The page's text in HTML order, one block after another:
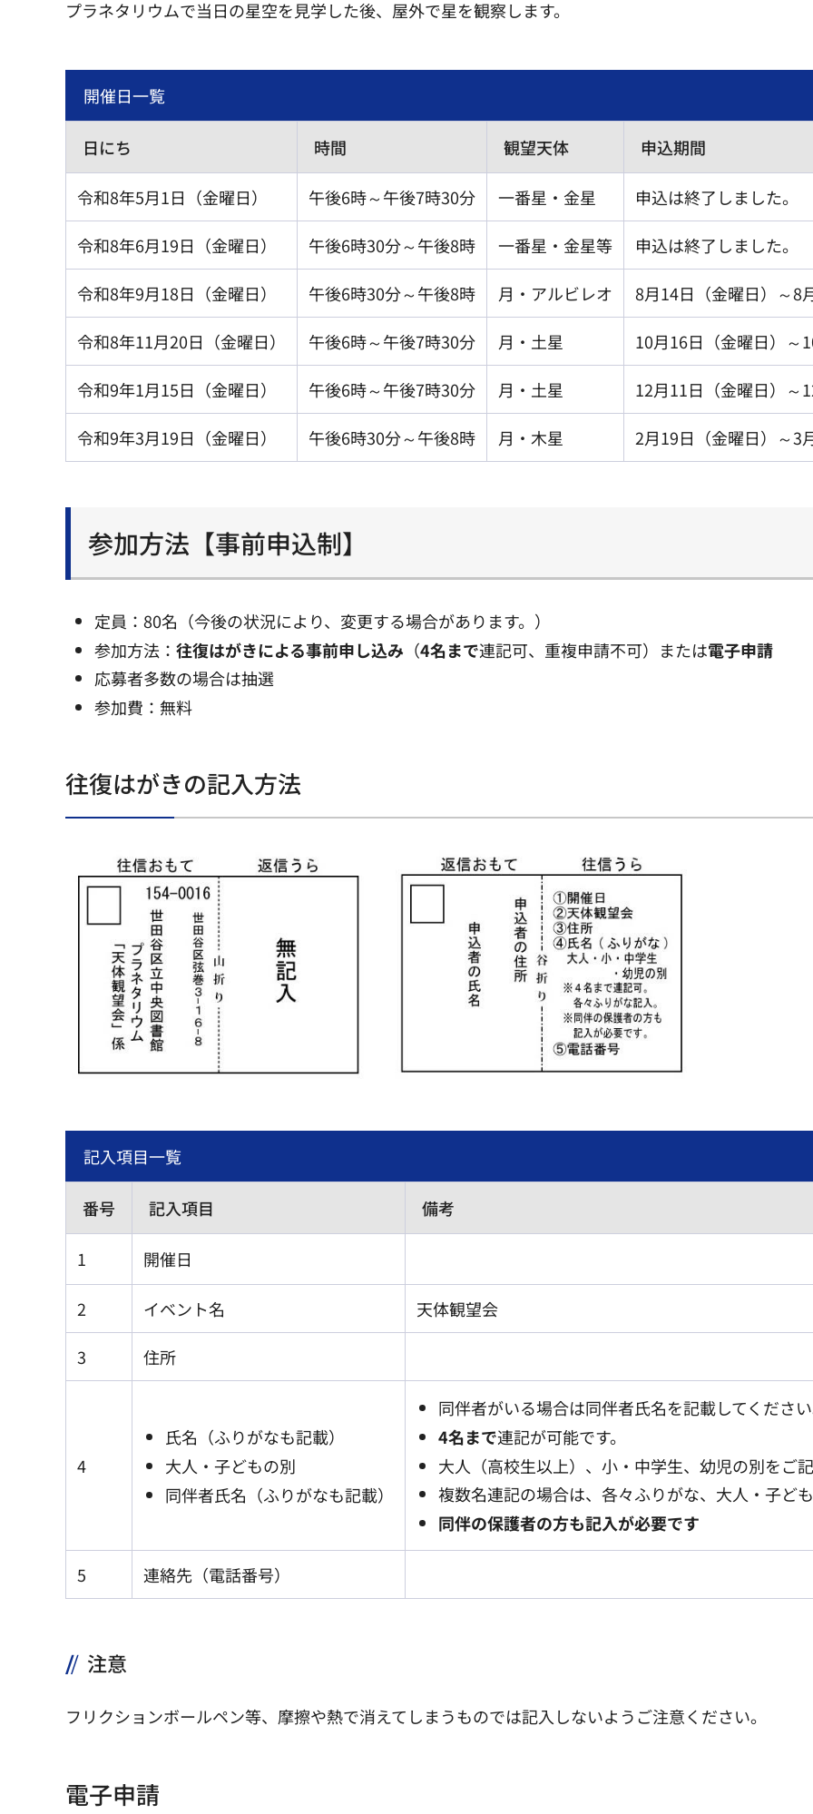
プラネタリウムで当日の星空を見学した後、屋外で星を観察します。
開催日一覧
日にち 時間 観望天体 申込期間
令和8年5月1日（金曜日） 午後6時～午後7時30分 一番星・金星 申込は終了しました。
令和8年6月19日（金曜日） 午後6時30分～午後8時 一番星・金星等 申込は終了しました。
令和8年9月18日（金曜日） 午後6時30分～午後8時 月・アルビレオ 8月14日（金曜日）～8
令和8年11月20日（金曜日） 午後6時～午後7時30分 月・土星 10月16日（金曜日）～
令和9年1月15日（金曜日） 午後6時～午後7時30分 月・土星 12月11日（金曜日）～
令和9年3月19日（金曜日） 午後6時30分～午後8時 月・木星 2月19日（金曜日）～3
参加方法【事前申込制】
定員：80名（今後の状況により、変更する場合があります。）
参加方法：往復はがきによる事前申し込み （4名まで連記可、重複申請不可）または電子申請
応募者多数の場合は抽選
参加費：無料
往復はがきの記入方法
記入項目一覧
番号 記入項目 備考
1 開催日
2 イベント名 天体観望会
3 住所
4
氏名（ふりがなも記載）
大人・子どもの別
同伴者氏名（ふりがなも記載）
同伴者がいる場合は同伴者氏名を記載してくださ
4名まで連記が可能です。
大人（高校生以上）、小・中学生、幼児の別をご
複数名連記の場合は、各々ふりがな、大人・子ど
同伴の保護者の方も記入が必要です
5 連絡先（電話番号）
注意
フリクションボールペン等、摩擦や熱で消えてしまうものでは記入しないようご注意ください。
電子申請